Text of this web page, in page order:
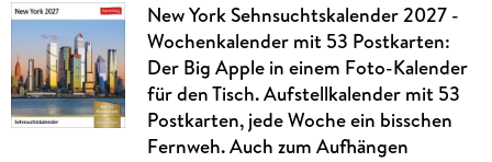
New York Sehnsuchtskalender 2027 -
Wochenkalender mit 53 Postkarten:
Der Big Apple in einem Foto-Kalender
für den Tisch. Aufstellkalender mit 53
Postkarten, jede Woche ein bisschen
Fernweh. Auch zum Aufhängen